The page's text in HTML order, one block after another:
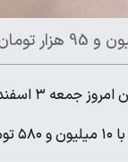
عیار ۷۵۰ را در جدول زیر مشاهده کنید.